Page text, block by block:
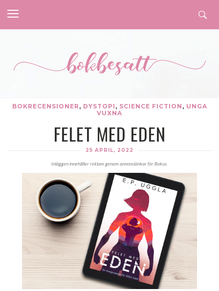
BOKRECENSIONER , DYSTOPI , SCIENCE FICTION , UNGA
VUXNA
FELET MED EDEN
25 APRIL, 2022
Inläggen innehåller reklam genom annonslänkar för Bokus.